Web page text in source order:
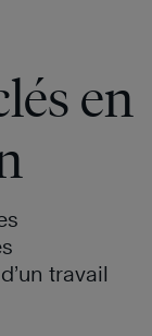
en
travail